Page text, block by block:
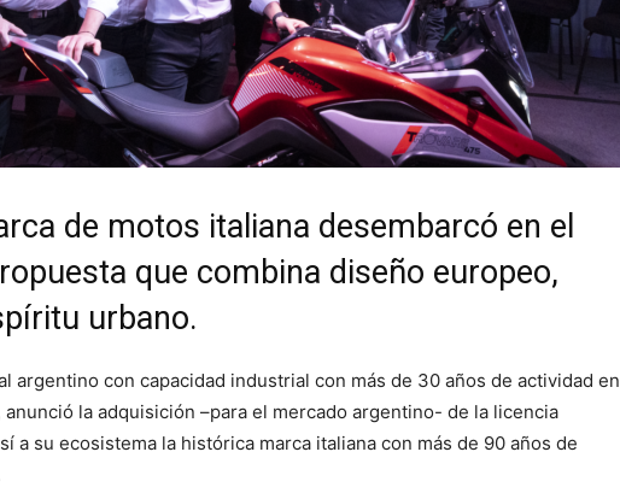
de motos italiana desembarcó en el
que combina diseño europeo,
urbano.
argentino con capacidad industrial con más de 30 años de actividad en
la adquisición –para el mercado argentino- de la licencia
a su ecosistema la histórica marca italiana con más de 90 años de